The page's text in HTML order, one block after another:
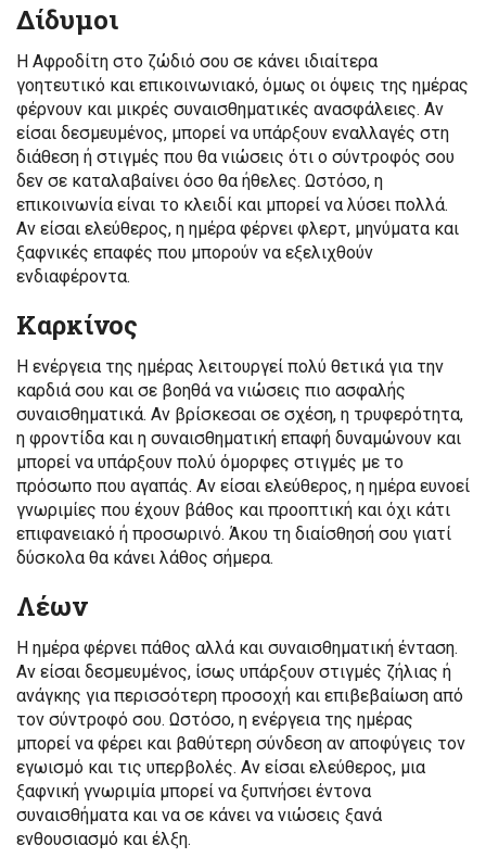
Δίδυμοι
Η Αφροδίτη στο ζώδιό σου σε κάνει ιδιαίτερα
γοητευτικό και επικοινωνιακό, όμως οι όψεις της ημέρας
φέρνουν και μικρές συναισθηματικές ανασφάλειες. Αν
είσαι δεσμευμένος, μπορεί να υπάρξουν εναλλαγές στη
διάθεση ή στιγμές που θα νιώσεις ότι ο σύντροφός σου
δεν σε καταλαβαίνει όσο θα ήθελες. Ωστόσο, η
επικοινωνία είναι το κλειδί και μπορεί να λύσει πολλά.
Αν είσαι ελεύθερος, η ημέρα φέρνει φλερτ, μηνύματα και
ξαφνικές επαφές που μπορούν να εξελιχθούν
ενδιαφέροντα.
Καρκίνος
Η ενέργεια της ημέρας λειτουργεί πολύ θετικά για την
καρδιά σου και σε βοηθά να νιώσεις πιο ασφαλής
συναισθηματικά. Αν βρίσκεσαι σε σχέση, η τρυφερότητα,
η φροντίδα και η συναισθηματική επαφή δυναμώνουν και
μπορεί να υπάρξουν πολύ όμορφες στιγμές με το
πρόσωπο που αγαπάς. Αν είσαι ελεύθερος, η ημέρα ευνοεί
γνωριμίες που έχουν βάθος και προοπτική και όχι κάτι
επιφανειακό ή προσωρινό. Άκου τη διαίσθησή σου γιατί
δύσκολα θα κάνει λάθος σήμερα.
Λέων
Η ημέρα φέρνει πάθος αλλά και συναισθηματική ένταση.
Αν είσαι δεσμευμένος, ίσως υπάρξουν στιγμές ζήλιας ή
ανάγκης για περισσότερη προσοχή και επιβεβαίωση από
τον σύντροφό σου. Ωστόσο, η ενέργεια της ημέρας
μπορεί να φέρει και βαθύτερη σύνδεση αν αποφύγεις τον
εγωισμό και τις υπερβολές. Αν είσαι ελεύθερος, μια
ξαφνική γνωριμία μπορεί να ξυπνήσει έντονα
συναισθήματα και να σε κάνει να νιώσεις ξανά
ενθουσιασμό και έλξη.